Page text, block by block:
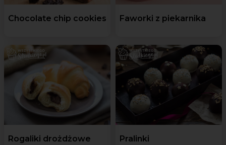
Chocolate chip cookies Faworki z piekarnika
Rogaliki drożdżowe
Pralinki